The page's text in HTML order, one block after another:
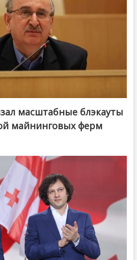
масштабные блэкауты
майнинговых ферм